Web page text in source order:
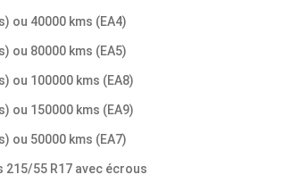
ou 40000 kms (EA4)
ou 80000 kms (EA5)
ou 100000 kms (EA8)
ou 150000 kms (EA9)
ou 50000 kms (EA7)
55 R17 avec écrous